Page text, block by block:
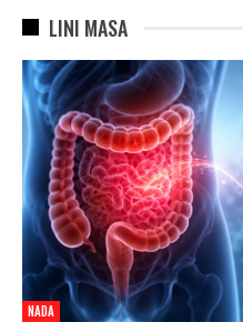
LINI MASA
NADA